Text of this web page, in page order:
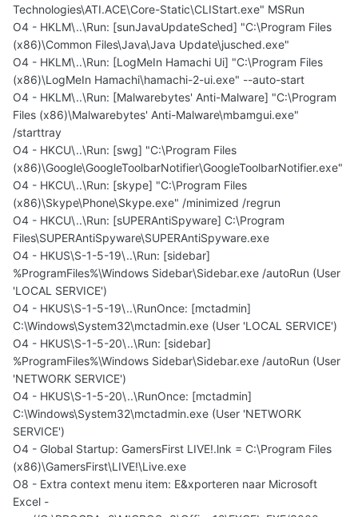
Technologies\ATI.ACE\Core-Static\CLIStart.exe" MSRun
O4 - HKLM\..\Run: [sunJavaUpdateSched] "C:\Program Files
(x86)\Common Files\Java\Java Update\jusched.exe"
O4 - HKLM\..\Run: [LogMeIn Hamachi Ui] "C:\Program Files
(x86)\LogMeIn Hamachi\hamachi-2-ui.exe" --auto-start
O4 - HKLM\..\Run: [Malwarebytes' Anti-Malware] "C:\Program
Files (x86)\Malwarebytes' Anti-Malware\mbamgui.exe"
/starttray
O4 - HKCU\..\Run: [swg] "C:\Program Files
(x86)\Google\GoogleToolbarNotifier\GoogleToolbarNotifier.exe"
O4 - HKCU\..\Run: [skype] "C:\Program Files
(x86)\Skype\Phone\Skype.exe" /minimized /regrun
O4 - HKCU\..\Run: [sUPERAntiSpyware] C:\Program
Files\SUPERAntiSpyware\SUPERAntiSpyware.exe
O4 - HKUS\S-1-5-19\..\Run: [sidebar]
%ProgramFiles%\Windows Sidebar\Sidebar.exe /autoRun (User
'LOCAL SERVICE')
O4 - HKUS\S-1-5-19\..\RunOnce: [mctadmin]
C:\Windows\System32\mctadmin.exe (User 'LOCAL SERVICE')
O4 - HKUS\S-1-5-20\..\Run: [sidebar]
%ProgramFiles%\Windows Sidebar\Sidebar.exe /autoRun (User
'NETWORK SERVICE')
O4 - HKUS\S-1-5-20\..\RunOnce: [mctadmin]
C:\Windows\System32\mctadmin.exe (User 'NETWORK
SERVICE')
O4 - Global Startup: GamersFirst LIVE!.lnk = C:\Program Files
(x86)\GamersFirst\LIVE!\Live.exe
O8 - Extra context menu item: E&xporteren naar Microsoft
Excel -